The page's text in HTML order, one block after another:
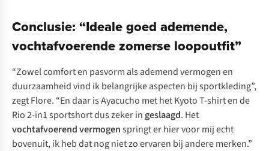
Conclusie: “Ideale goed ademende,
vochtafvoerende zomerse loopoutfit”
“Zowel comfort en pasvorm als ademend vermogen en
duurzaamheid vind ik belangrijke aspecten bij sportkleding”,
zegt Flore. “En daar is Ayacucho met het Kyoto T-shirt en de
Rio 2-in1 sportshort dus zeker in geslaagd. Het
vochtafvoerend vermogenspringt er hier voor mij echt
bovenuit, ik heb dat nog niet zo ervaren bij andere merken.”